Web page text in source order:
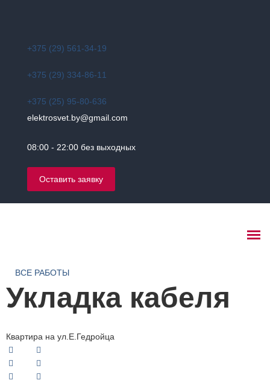
+375 (29) 561-34-19
+375 (29) 334-86-11
+375 (25) 95-80-636
elektrosvet.by@gmail.com
08:00 - 22:00 без выходных
Оставить заявку
ВСЕ РАБОТЫ
Укладка кабеля
Квартира на ул.Е.Гедройца